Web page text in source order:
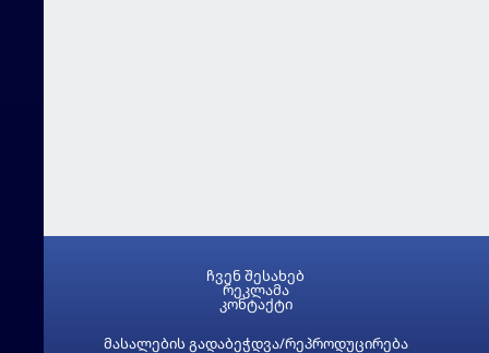
მასალების გადაბეჭდვა/რეპროდუცირება
ჩვენ შესახებ
რეკლამა
კონტაქტი